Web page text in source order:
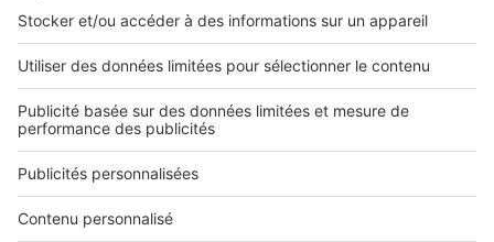
2 rue des Italiens 75009 Paris
01 53 38 80 00